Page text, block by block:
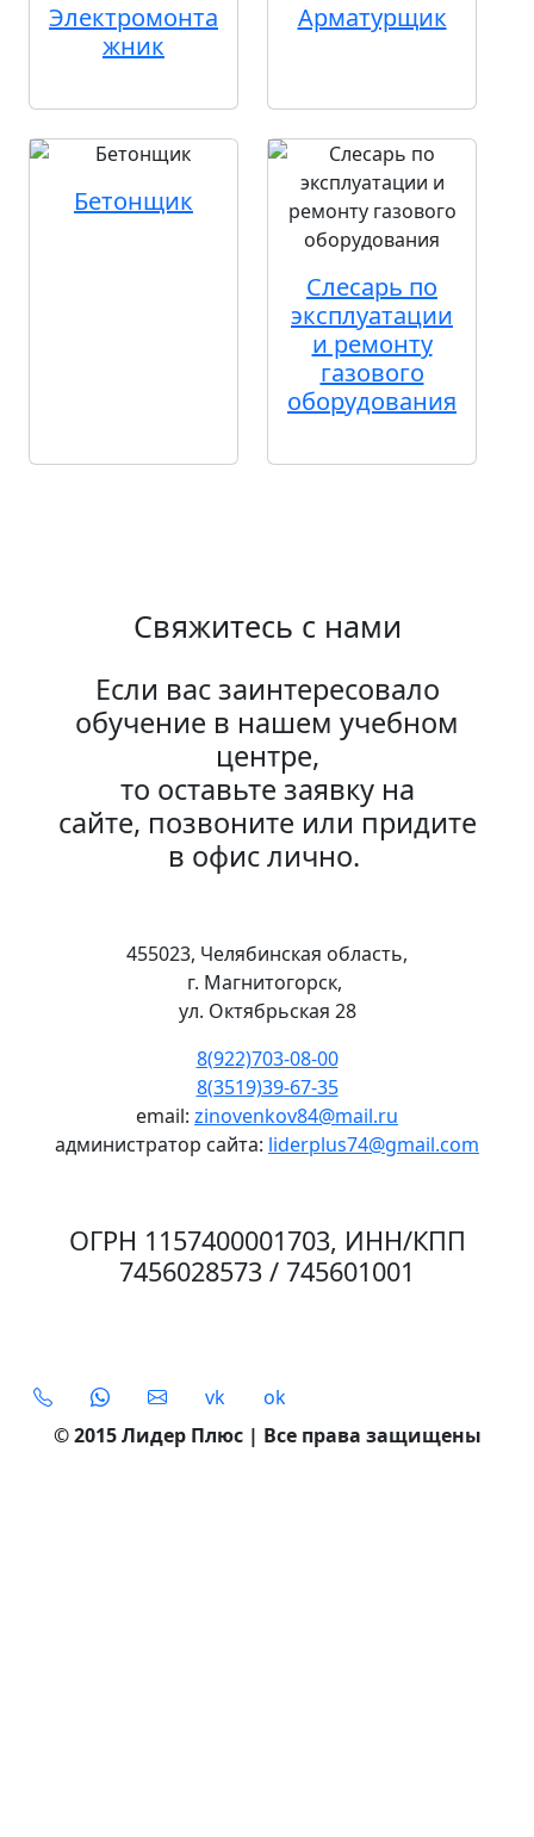
Электромонта
жник
Арматурщик
Бетонщик
Слесарь по
эксплуатации
и ремонту
газового
оборудования
Свяжитесь с нами
Если вас заинтересовало
обучение в нашем учебном
центре,
то оставьте заявку на
сайте, позвоните или придите
в офис лично.
455023, Челябинская область,
г. Магнитогорск,
ул. Октябрьская 28
8(922)703-08-00
8(3519)39-67-35
email: zinovenkov84@mail.ru
администратор сайта: liderplus74@gmail.com
ОГРН 1157400001703, ИНН/КПП
7456028573 / 745601001
Social vk
ok
© 2015 Лидер Плюс | Все права защищены